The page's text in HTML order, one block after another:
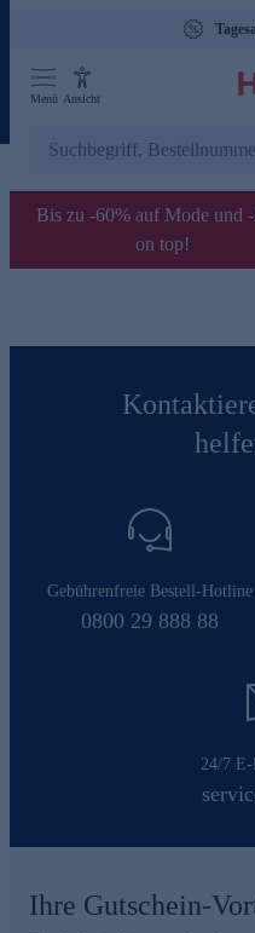
Menü Ansicht
Bis zu -60% auf Mode und
on top!
Gebührenfreie Bestell-Hotline
0800 29 888 88
24/7
Ihre Gutschein-